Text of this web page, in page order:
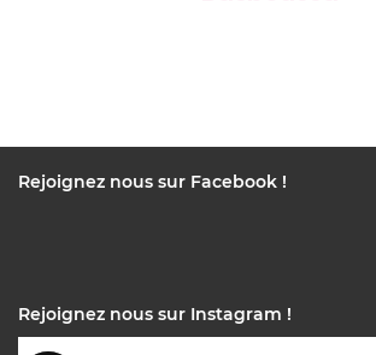
Rejoignez nous sur Facebook !
Rejoignez nous sur Instagram !